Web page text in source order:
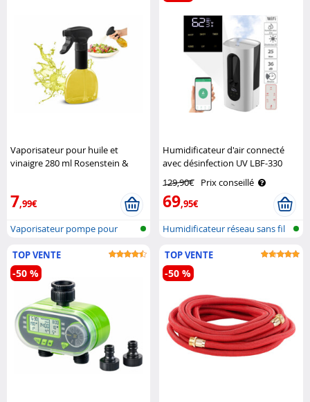
Vaporisateur pour huile et
vinaigre 280 ml Rosenstein &
7,99€
Vaporisateur pompe pour
Humidificateur d'air connecté
avec désinfection UV LBF-330
129,90€ Prix conseillé
69,95€
Humidificateur réseau sans fil
TOP VENTE
-50 %
TOP VENTE
-50 %